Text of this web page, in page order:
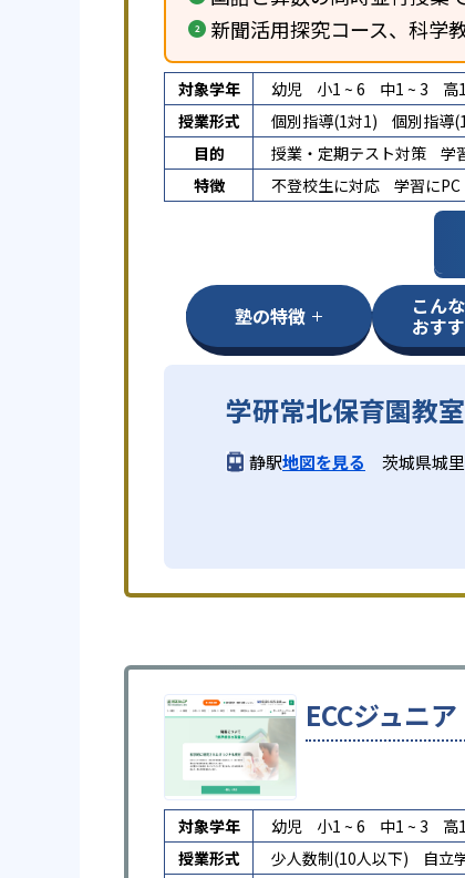
新聞活用探究コース、科学
対象学年 幼児 小1 ~ 6 中1 ~ 3 高
授業形式
個別指導(1対1)
個別指導
目的
授業・定期テスト対策
学
特徴
不登校生に対応 学習に
塾の特徴 こん
おす
学研常北保育園教室
静駅地図を見る 茨城県城
ECCジュニア
対象学年 幼児 小1 ~ 6 中1 ~ 3
高
授業形式
少人数制(10人以下)
自立